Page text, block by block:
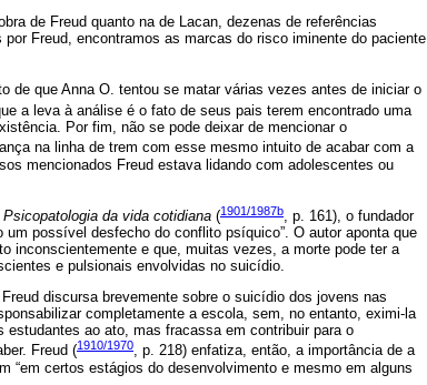
de Freud quanto na de Lacan, dezenas de referências
Freud, encontramos as marcas do risco iminente do paciente
de que Anna O. tentou se matar várias vezes antes de iniciar o
a leva à análise é o fato de seus pais terem encontrado uma
Por fim, não se pode deixar de mencionar o
na linha de trem com esse mesmo intuito de acabar com a
mencionados Freud estava lidando com adolescentes ou
Psicopatologia da vida cotidiana (1901/1987b, p. 161), o fundador
possível desfecho do conflito psíquico”. O autor aponta que
inconscientemente e que, muitas vezes, a morte pode ter a
e pulsionais envolvidas no suicídio.
discursa brevemente sobre o suicídio dos jovens nas
completamente a escola, sem, no entanto, eximi-la
ao ato, mas fracassa em contribuir para o
Freud (1910/1970, p. 218) enfatiza, então, a importância de a
“em certos estágios do desenvolvimento e mesmo em alguns